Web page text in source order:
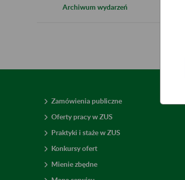
Archiwum wydarzeń
Zamówienia publiczne
Oferty pracy w ZUS
Praktyki i staże w ZUS
Konkursy ofert
Mienie zbędne